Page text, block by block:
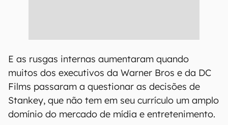
E as rusgas internas aumentaram quando
muitos dos executivos da Warner Bros e da DC
Films passaram a questionar as decisões de
Stankey, que não tem em seu currículo um amplo
domínio do mercado de mídia e entretenimento.